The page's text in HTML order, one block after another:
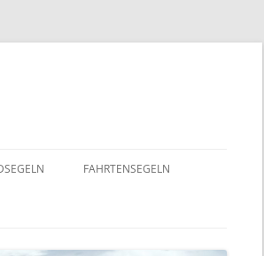
FAHRTENSEGELN